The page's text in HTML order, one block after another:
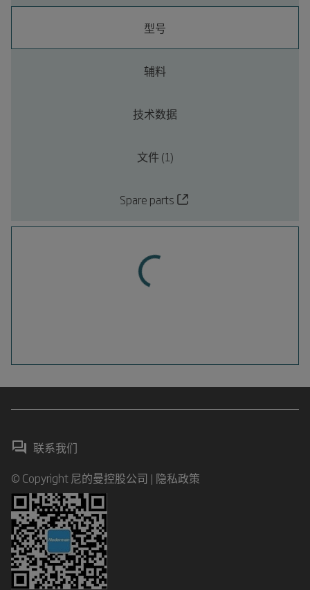
型号
辅料
技术数据
文件 (1)
Spare parts
联系我们
© Copyright 尼的曼控股公司 | 隐私政策